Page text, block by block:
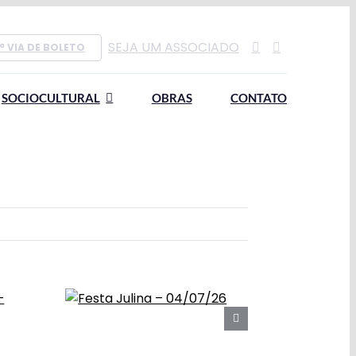
VIA DE BOLETO SEJA UM ASSOCIADO
SOCIOCULTURAL OBRAS CONTATO